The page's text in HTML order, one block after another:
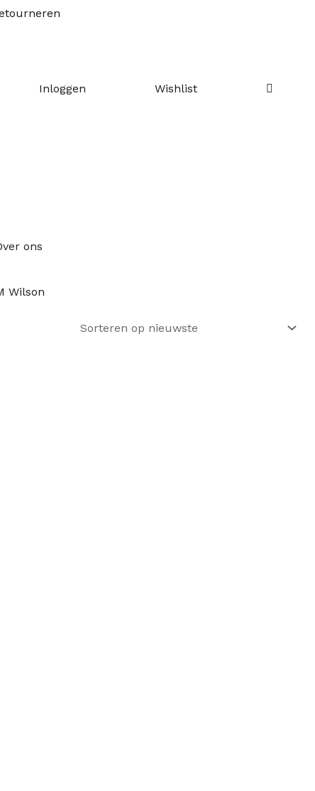
Inloggen Wishlist
orders
ons
Wilson